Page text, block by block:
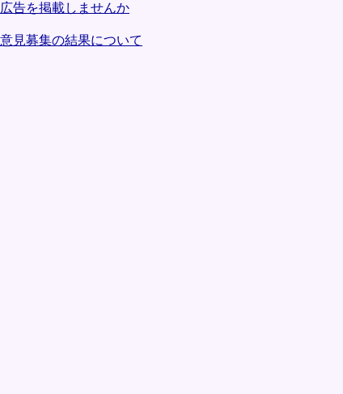
告を掲載しませんか
見募集の結果について